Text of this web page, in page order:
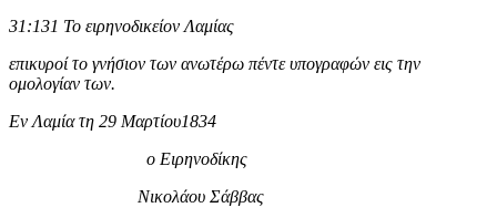
31:131 Το ειρηνοδικείον Λαμίας
επικυροί το γνήσιον των ανωτέρω πέντε υπογραφών εις την
ομολογίαν των.
Εν Λαμία τη 29 Μαρτίου1834
ο Ειρηνοδίκης
Νικολάου Σάββας